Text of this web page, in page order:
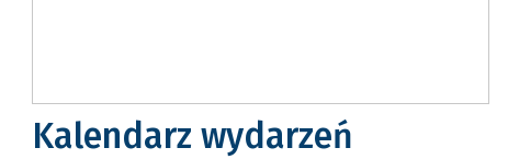
Kalendarz wydarzeń